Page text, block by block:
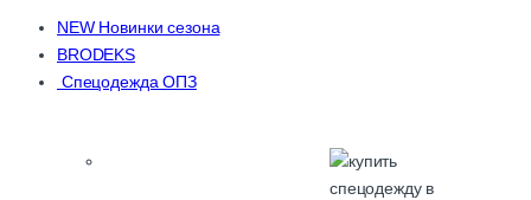
NEW Новинки сезона
BRODEKS
Спецодежда ОПЗ